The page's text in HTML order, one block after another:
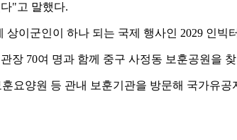
"고 말했다.
이군인이 하나 되는 국제 행사인 2029 인
장 70여 명과 함께 중구 사정동 보훈공원을
요양원 등 관내 보훈기관을 방문해 국가유